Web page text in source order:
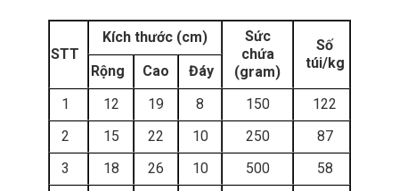
STT
Kích thước (cm)
Sức
chứa
(gram)
Số
túi/kg
Rộng Cao
Đáy
1
12 19 8 150
122
2
15 22 10 250
87
3
18 26 10 500
58